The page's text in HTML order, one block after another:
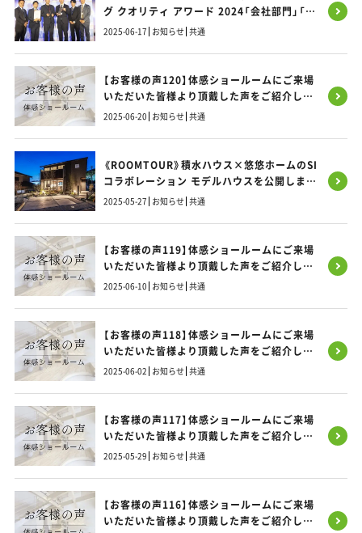
グ クオリティ アワード 2024「会社部門」「建
物部門」で最優秀賞を獲得！
2025-06-17 お知らせ 共通
【お客様の声120】体感ショールームにご来場
いただいた皆様より頂戴した声をご紹介しま
す！
2025-06-20 お知らせ 共通
《ROOMTOUR》積水ハウス×悠悠ホームのSI
コラボレーション モデルハウスを公開しまし
た！／大野城SIモデルハウス
2025-05-27 お知らせ 共通
【お客様の声119】体感ショールームにご来場
いただいた皆様より頂戴した声をご紹介しま
す！
2025-06-10 お知らせ 共通
【お客様の声118】体感ショールームにご来場
いただいた皆様より頂戴した声をご紹介しま
す！
2025-06-02 お知らせ 共通
【お客様の声117】体感ショールームにご来場
いただいた皆様より頂戴した声をご紹介しま
す！
2025-05-29 お知らせ 共通
【お客様の声116】体感ショールームにご来場
いただいた皆様より頂戴した声をご紹介しま